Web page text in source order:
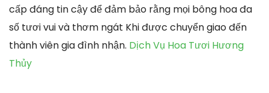
cấp đáng tin cậy để đảm bảo rằng mọi bông hoa đa
số tươi vui và thơm ngát Khi được chuyển giao đến
thành viên gia đình nhận. Dịch Vụ Hoa Tươi Hương
Thủy